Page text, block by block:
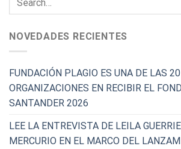
NOVEDADES RECIENTES
FUNDACIÓN PLAGIO ES UNA DE LAS 20
ORGANIZACIONES EN RECIBIR EL
SANTANDER 2026
LEE LA ENTREVISTA DE LEILA
MERCURIO EN EL MARCO DEL